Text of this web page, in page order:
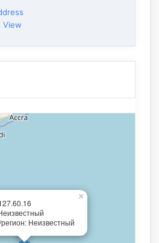
View
Неизвестный
×